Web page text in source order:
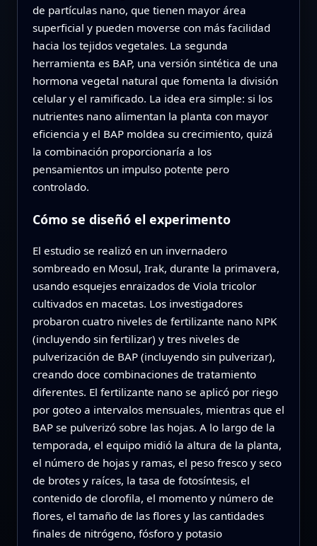
de partículas nano, que tienen mayor área
superficial y pueden moverse con más facilidad
hacia los tejidos vegetales. La segunda
herramienta es BAP, una versión sintética de una
hormona vegetal natural que fomenta la división
celular y el ramificado. La idea era simple: si los
nutrientes nano alimentan la planta con mayor
eficiencia y el BAP moldea su crecimiento, quizá
la combinación proporcionaría a los
pensamientos un impulso potente pero
controlado.
Cómo se diseñó el experimento
El estudio se realizó en un invernadero
sombreado en Mosul, Irak, durante la primavera,
usando esquejes enraizados de Viola tricolor
cultivados en macetas. Los investigadores
probaron cuatro niveles de fertilizante nano NPK
(incluyendo sin fertilizar) y tres niveles de
pulverización de BAP (incluyendo sin pulverizar),
creando doce combinaciones de tratamiento
diferentes. El fertilizante nano se aplicó por riego
por goteo a intervalos mensuales, mientras que el
BAP se pulverizó sobre las hojas. A lo largo de la
temporada, el equipo midió la altura de la planta,
el número de hojas y ramas, el peso fresco y seco
de brotes y raíces, la tasa de fotosíntesis, el
contenido de clorofila, el momento y número de
flores, el tamaño de las flores y las cantidades
finales de nitrógeno, fósforo y potasio